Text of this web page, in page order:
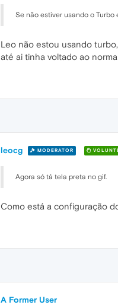
Se não estiver usando o
Leo não estou usando
até ai tinha voltado ao
leocg MODERATOR
Agora só tá tela preta no gif.
Como está a configuração
A Former User